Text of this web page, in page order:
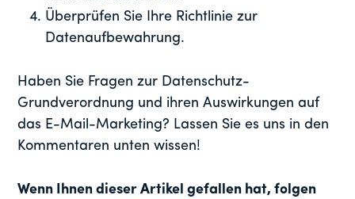
Überprüfen Sie Ihre Richtlinie zur
Datenaufbewahrung.
Haben Sie Fragen zur Datenschutz-
Grundverordnung und ihren Auswirkungen auf
das E-Mail-Marketing? Lassen Sie es uns in den
Kommentaren unten wissen!
Wenn Ihnen dieser Artikel gefallen hat, folgen